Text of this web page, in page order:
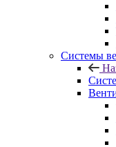
Системы